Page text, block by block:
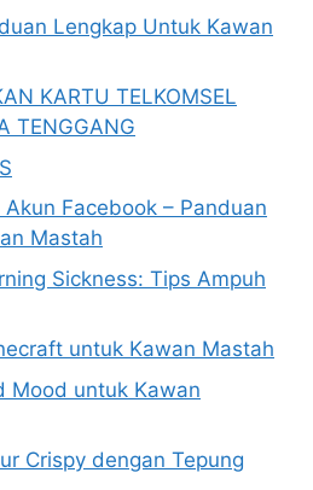
Lengkap Untuk Kawan
KARTU TELKOMSEL
TENGGANG
Facebook – Panduan
Mastah
Sickness: Tips Ampuh
untuk Kawan Mastah
Mood untuk Kawan
Crispy dengan Tepung